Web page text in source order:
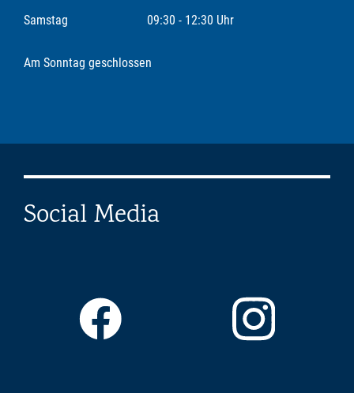
Samstag
09:30 - 12:30 Uhr
Am Sonntag geschlossen
Social Media